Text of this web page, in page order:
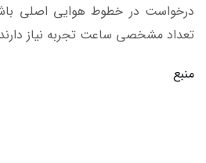
درخواست در خطوط هوایی اصلی
تعداد مشخصی ساعت تجربه نیاز
منبع